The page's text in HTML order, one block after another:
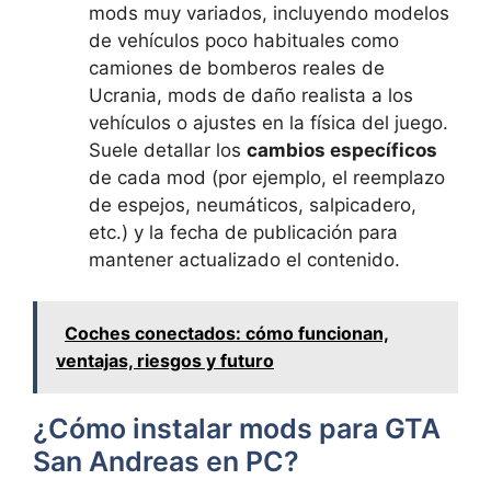
mods muy variados, incluyendo modelos
de vehículos poco habituales como
camiones de bomberos reales de
Ucrania, mods de daño realista a los
vehículos o ajustes en la física del juego.
Suele detallar los cambios específicos
de cada mod (por ejemplo, el reemplazo
de espejos, neumáticos, salpicadero,
etc.) y la fecha de publicación para
mantener actualizado el contenido.
Coches conectados: cómo funcionan,
ventajas, riesgos y futuro
¿Cómo instalar mods para GTA
San Andreas en PC?